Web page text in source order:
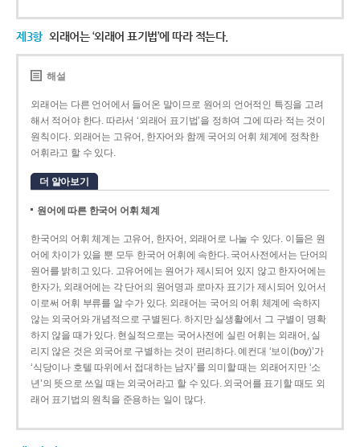
제3항 외래어는 ‘외래어 표기법’에 따라 적는다.
해설
외래어는 다른 언어에서 들어온 말이므로 원어의 언어적인 특징을 고려
해서 적어야 한다. 따라서 ‘외래어 표기법’을 정하여 그에 따라 적는 것이
원칙이다. 외래어는 고유어, 한자어와 함께 국어의 어휘 체계에 정착한
어휘라고 할 수 있다.
더 알아보기
원어에 따른 한국어 어휘 체계
한국어의 어휘 체계는 고유어, 한자어, 외래어로 나눌 수 있다. 이들은 원
어에 차이가 있을 뿐 모두 한국어 어휘에 속한다. 국어사전에서는 단어의
원어를 밝히고 있다. 고유어에는 원어가 제시되어 있지 않고 한자어에는
한자가, 외래어에는 각 단어의 원어명과 로마자 표기가 제시되어 있어서
이로써 어휘 부류를 알 수가 있다. 외래어는 국어의 어휘 체계에 속하지
않는 외국어와 개념적으로 구별된다. 하지만 실생활에서 그 구별이 명확
하지 않을 때가 있다. 현실적으로는 국어사전에 실린 어휘는 외래어, 실
리지 않은 것은 외국어로 구별하는 것이 편리하다. 예컨대 ‘보이(boy)’가
‘식당이나 호텔 따위에서 접대하는 남자’를 의미할 때는 외래어지만 ‘소
년’의 뜻으로 쓰일 때는 외국어라고 할 수 있다. 외국어를 표기할 때도 외
래어 표기법의 원칙을 준용하는 일이 많다.